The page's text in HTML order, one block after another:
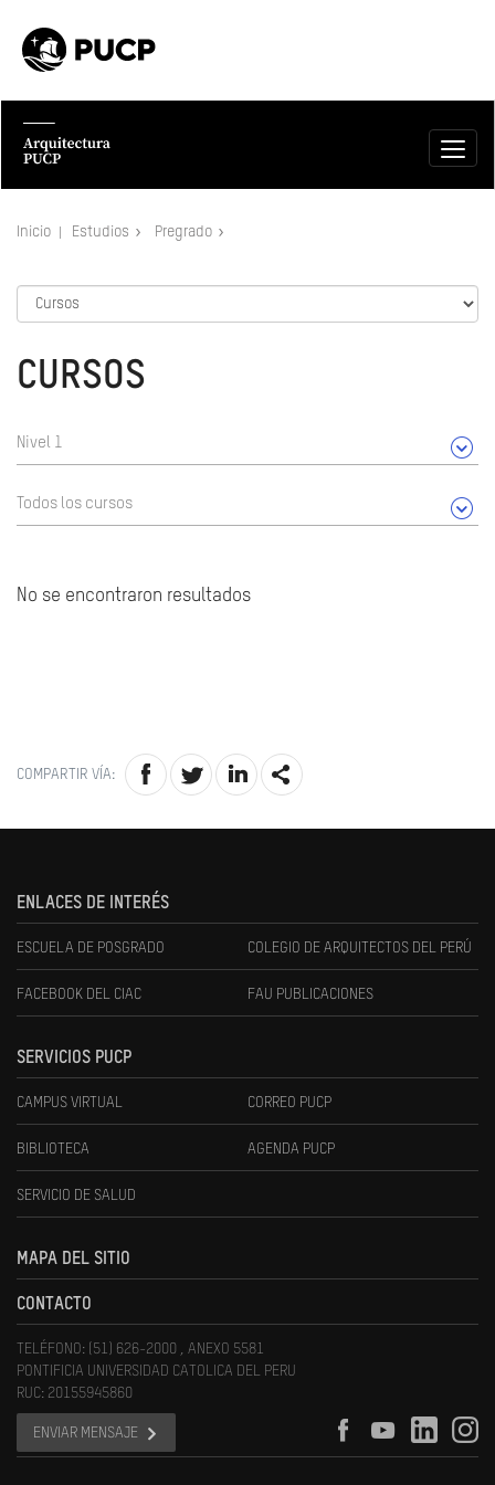
Inicio Estudios Pregrado
CURSOS
Nivel 1
Todos los cursos
No se encontraron resultados
COMPARTIR VÍA:
ENLACES DE INTERÉS
ESCUELA DE POSGRADO COLEGIO DE ARQUITECTOS DEL PERÚ
FACEBOOK DEL CIAC FAU PUBLICACIONES
SERVICIOS PUCP
CAMPUS VIRTUAL CORREO PUCP
BIBLIOTECA AGENDA PUCP
SERVICIO DE SALUD
MAPA DEL SITIO
CONTACTO
TELÉFONO: (51) 626-2000 , ANEXO 5581
PONTIFICIA UNIVERSIDAD CATOLICA DEL PERU
RUC: 20155945860
ENVIAR MENSAJE